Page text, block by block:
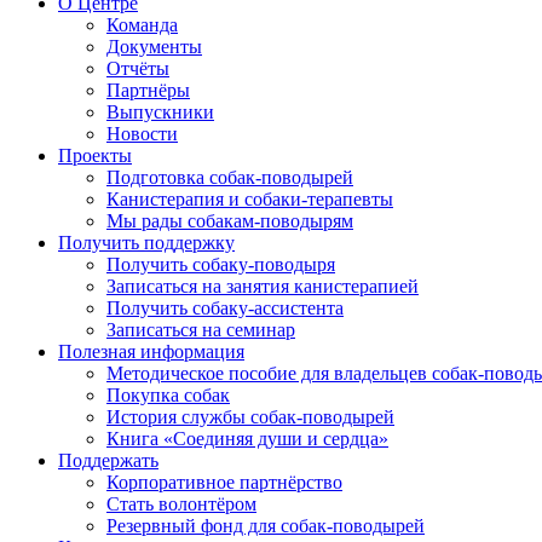
Команда
Документы
Отчёты
Партнёры
Выпускники
Новости
Проекты
Подготовка собак-поводырей
Канистерапия и собаки-терапевты
Мы рады собакам-поводырям
Получить поддержку
Получить собаку-поводыря
Записаться на занятия канистерапией
Получить собаку-ассистента
Записаться на семинар
Полезная информация
Методическое пособие для владельцев собак-
Покупка собак
История службы собак-поводырей
Книга «Соединяя души и сердца»
Поддержать
Корпоративное партнёрство
Стать волонтёром
Резервный фонд для собак-поводырей